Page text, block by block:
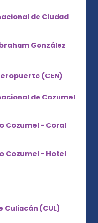
de Ciudad
González
(CEN)
de Cozumel
Cozumel - Coral
Cozumel - Hotel
(CUL)